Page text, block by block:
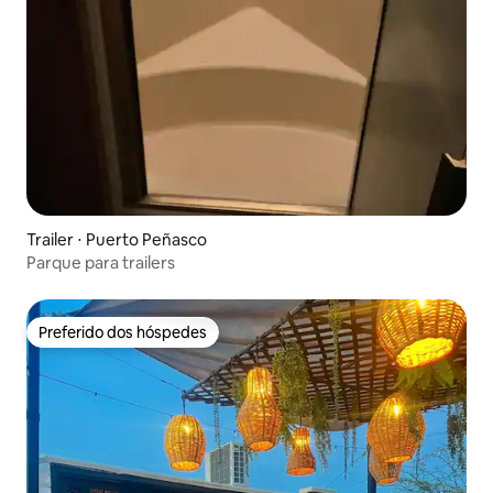
Trailer ⋅ Puerto Peñasco
Parque para trailers
Preferido dos hóspedes
Preferido dos hóspedes